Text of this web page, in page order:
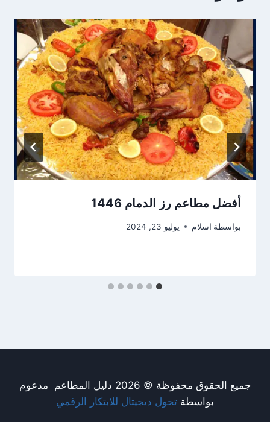
أفضل مطاعم رز الدمام 1446
بواسطة اسلام يوليو 23, 2024
جميع الحقوق محفوظة © 2026 دليل المطاعم مدعوم
بواسطة تحول ديجيتال للابتكار الرقمي